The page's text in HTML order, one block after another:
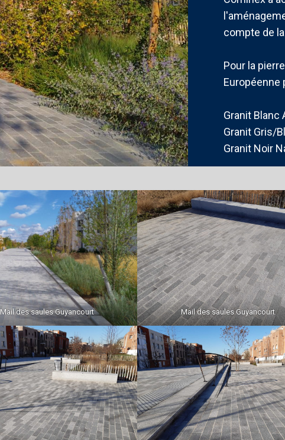
compte de
Pour la
Européenne
Granit Blanc
Granit Gris/
Granit Noir
Mail des saules Guyancourt Mail des saules Guyancourt